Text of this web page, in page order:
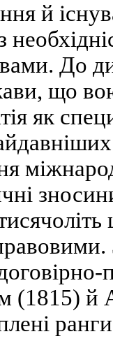
й
До
що
як
(1815) й